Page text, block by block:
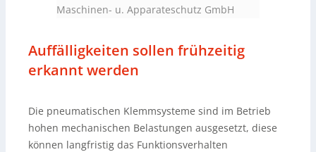
Maschinen- u. Apparateschutz GmbH
Auffälligkeiten sollen frühzeitig
erkannt werden
Die pneumatischen Klemmsysteme sind im Betrieb
hohen mechanischen Belastungen ausgesetzt, diese
können langfristig das Funktionsverhalten